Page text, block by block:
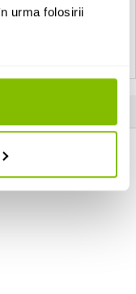
urma folosirii